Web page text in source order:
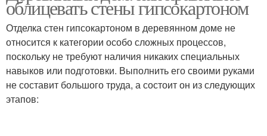
Гипсокартон к стенам Стен при отделке
облицевать стены гипсокартоном
Отделка стен гипсокартоном в деревянном доме не
относится к категории особо сложных процессов,
поскольку не требуют наличия никаких специальных
навыков или подготовки. Выполнить его своими руками
не составит большого труда, а состоит он из следующих
этапов: